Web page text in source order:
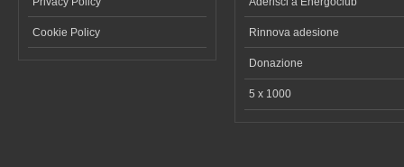
Cookie Policy Rinnova adesione
Donazione
5 x 1000